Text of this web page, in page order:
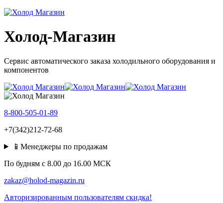
Холод-Магазин
Сервис автоматического заказа холодильного оборудования и
компонентов
8-800-505-01-89
+7(342)212-72-68
📱Менеджеры по продажам
По будням c 8.00 до 16.00 МСК
zakaz@holod-magazin.ru
Авторизированным пользователям скидка!